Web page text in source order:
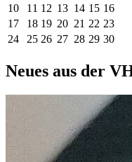
10
11 12 13 14 15 16
17
18 19 20 21 22 23
24
25 26 27 28 29 30
Neues aus der